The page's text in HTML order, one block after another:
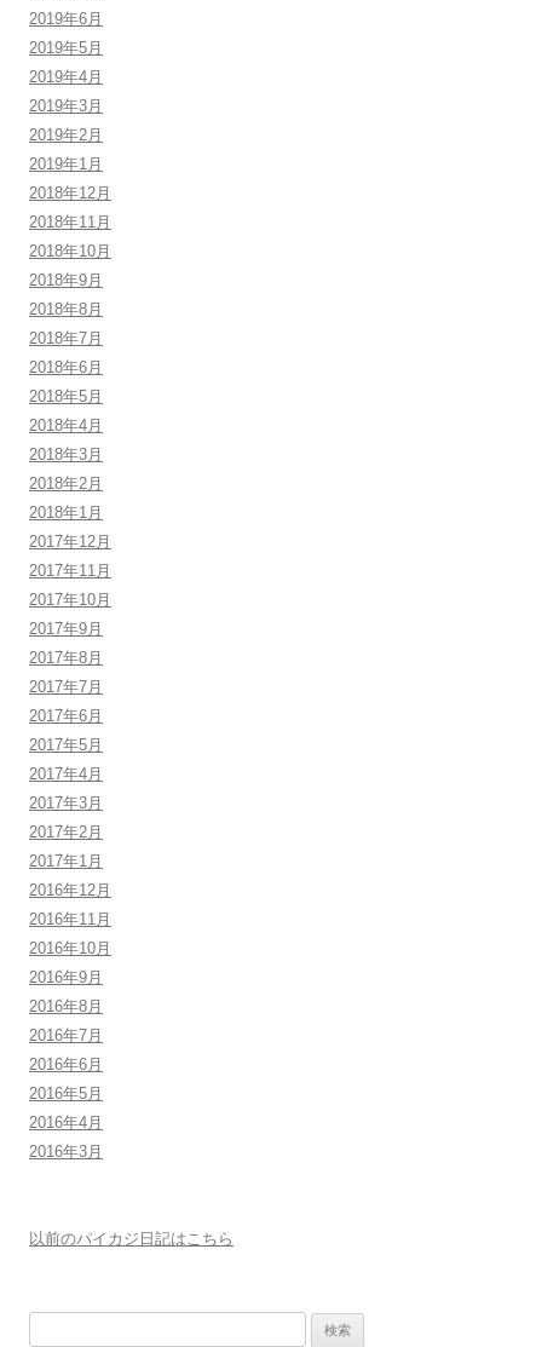
2019年6月
2019年5月
2019年4月
2019年3月
2019年2月
2019年1月
2018年12月
2018年11月
2018年10月
2018年9月
2018年8月
2018年7月
2018年6月
2018年5月
2018年4月
2018年3月
2018年2月
2018年1月
2017年12月
2017年11月
2017年10月
2017年9月
2017年8月
2017年7月
2017年6月
2017年5月
2017年4月
2017年3月
2017年2月
2017年1月
2016年12月
2016年11月
2016年10月
2016年9月
2016年8月
2016年7月
2016年6月
2016年5月
2016年4月
2016年3月
以前のパイカジ日記はこちら